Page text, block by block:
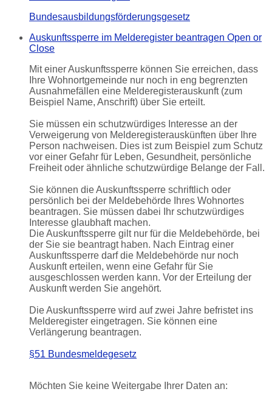
Bundesausbildungsförderungsgesetz
Auskunftssperre im Melderegister beantragen Open or
Close
Mit einer Auskunftssperre können Sie erreichen, dass
Ihre Wohnortgemeinde nur noch in eng begrenzten
Ausnahmefällen eine Melderegisterauskunft (zum
Beispiel Name, Anschrift) über Sie erteilt.
Sie müssen ein schutzwürdiges Interesse an der
Verweigerung von Melderegisterauskünften über Ihre
Person nachweisen. Dies ist zum Beispiel zum Schutz
vor einer Gefahr für Leben, Gesundheit, persönliche
Freiheit oder ähnliche schutzwürdige Belange der Fall.
Sie können die Auskunftssperre schriftlich oder
persönlich bei der Meldebehörde Ihres Wohnortes
beantragen. Sie müssen dabei Ihr schutzwürdiges
Interesse glaubhaft machen.
Die Auskunftssperre gilt nur für die Meldebehörde, bei
der Sie sie beantragt haben. Nach Eintrag einer
Auskunftssperre darf die Meldebehörde nur noch
Auskunft erteilen, wenn eine Gefahr für Sie
ausgeschlossen werden kann. Vor der Erteilung der
Auskunft werden Sie angehört.
Die Auskunftssperre wird auf zwei Jahre befristet ins
Melderegister eingetragen. Sie können eine
Verlängerung beantragen.
§51 Bundesmeldegesetz
Möchten Sie keine Weitergabe Ihrer Daten an: